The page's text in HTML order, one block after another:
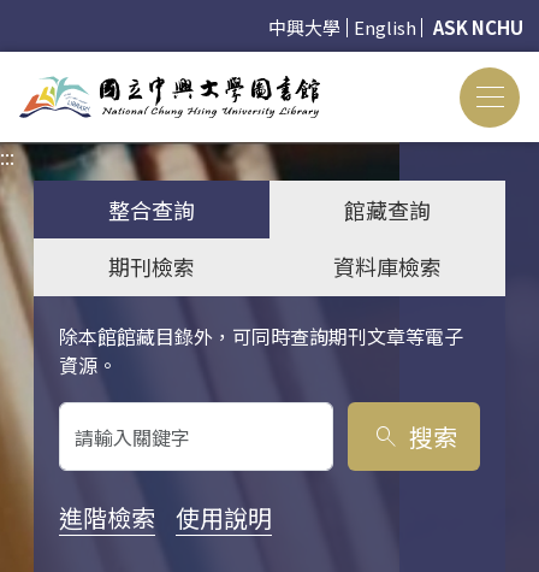
中興大學 English ASK NCHU
:::
整合查詢
館藏查詢
期刊檢索
資料庫檢索
除本館館藏目錄外，可同時查詢期刊文章等電子
資源。
關鍵字搜尋
search 搜索
進階檢索 使用說明